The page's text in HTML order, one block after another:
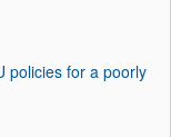
policies for a poorly